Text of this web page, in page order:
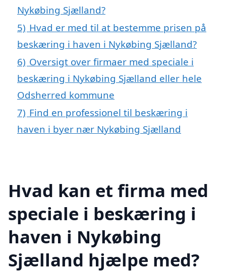
Nykøbing Sjælland?
5) Hvad er med til at bestemme prisen på
beskæring i haven i Nykøbing Sjælland?
6) Oversigt over firmaer med speciale i
beskæring i Nykøbing Sjælland eller hele
Odsherred kommune
7) Find en professionel til beskæring i
haven i byer nær Nykøbing Sjælland
Hvad kan et firma med
speciale i beskæring i
haven i Nykøbing
Sjælland hjælpe med?